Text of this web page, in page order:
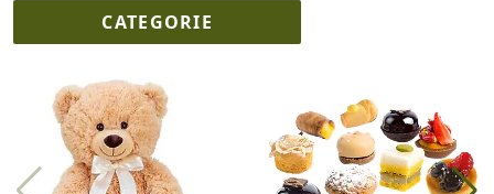
CATEGORIE
I più scelti
Profumi Collane Lussoni®